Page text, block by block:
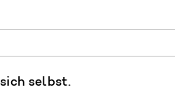
selbst.